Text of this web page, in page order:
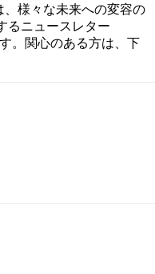
、様々な未来への変容の
るニュースレター
。関心のある方は、下